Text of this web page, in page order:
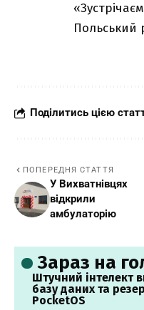
Польський
Поділитись цією
ПОПЕРЕДНЯ СТАТТЯ
У Вихватнівцях
відкрили
амбулаторію
Зараз на
Штучний інтелект
базу даних та
PocketOS